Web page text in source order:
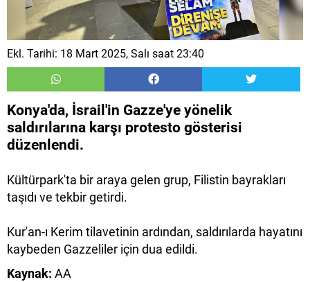
Ekl. Tarihi: 18 Mart 2025, Salı saat 23:40
Konya'da, İsrail'in Gazze'ye yönelik
saldırılarına karşı protesto gösterisi
düzenlendi.
Kültürpark'ta bir araya gelen grup, Filistin bayrakları
taşıdı ve tekbir getirdi.
Kur'an-ı Kerim tilavetinin ardından, saldırılarda hayatını
kaybeden Gazzeliler için dua edildi.
Kaynak: AA